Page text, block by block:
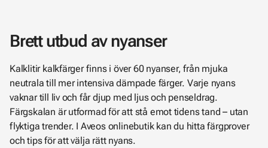
Brett utbud av nyanser
Kalklitir kalkfärger finns i över 60 nyanser, från mjuka
neutrala till mer intensiva dämpade färger. Varje nyans
vaknar till liv och får djup med ljus och penseldrag.
Färgskalan är utformad för att stå emot tidens tand – utan
flyktiga trender. I Aveos onlinebutik kan du hitta färgprover
och tips för att välja rätt nyans.